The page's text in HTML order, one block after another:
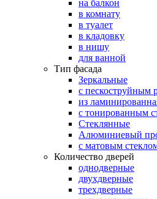
на балкон
в комнату
в туалет
в кладовку
в нишу
для ванной
Тип фасада
Зеркальные
с пескоструйным
из
с тонированным
Стеклянные
Алюминиевый
с матовым
Количество дверей
однодверные
двухдверные
трехдверные